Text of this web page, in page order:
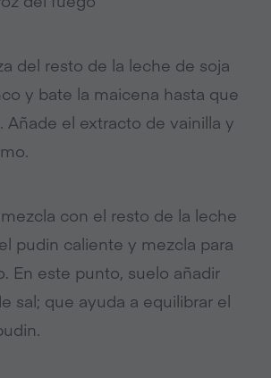
del resto de la leche de soja
y bate la maicena hasta que
Añade el extracto de vainilla y
con el resto de la leche
pudin caliente y mezcla para
En este punto, suelo añadir
sal; que ayuda a equilibrar el